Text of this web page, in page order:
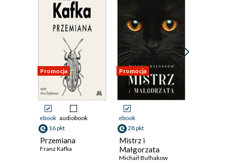
Promocja
ebook audiobook
16 pkt
Przemiana
Franz Kafka
Promocja
ebook
28 pkt
Mistrz i
Małgorzata
Michaił Bułhakow